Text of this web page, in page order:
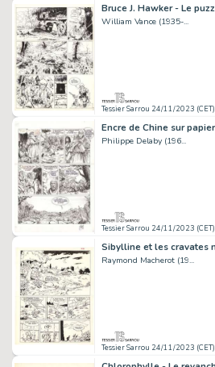
William Vance (1935-...
Tessier Sarrou 24/11/2023 (CET)
Philippe Delaby (196...
Tessier Sarrou 24/11/2023 (CET)
Raymond Macherot (19...
Tessier Sarrou 24/11/2023 (CET)